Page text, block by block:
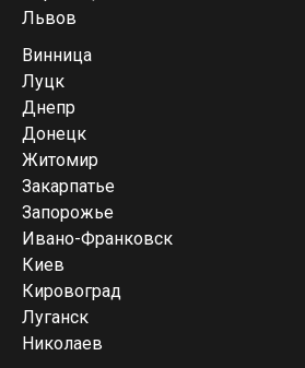
Львов
Винница
Луцк
Днепр
Донецк
Житомир
Закарпатье
Запорожье
Ивано-Франковск
Киев
Кировоград
Луганск
Николаев